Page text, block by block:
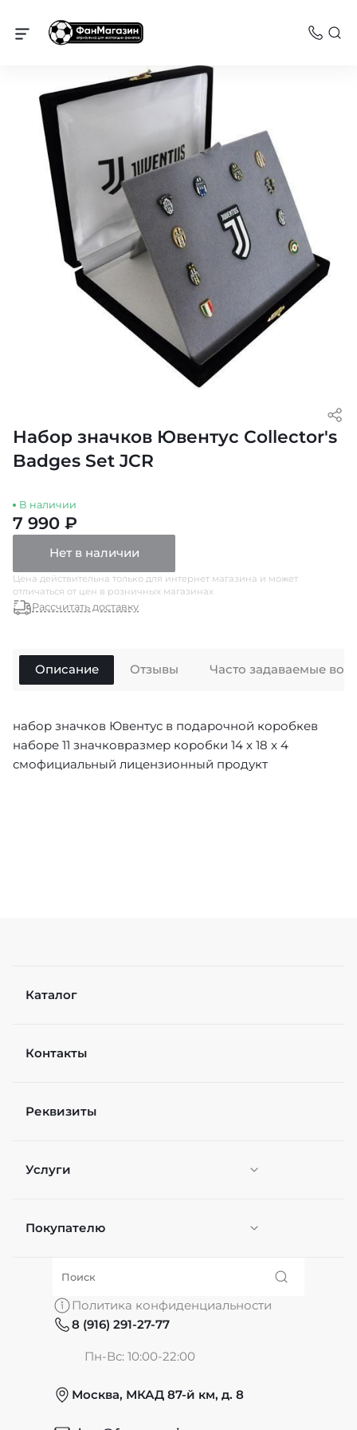
Ювентус
Набор значков Ювентус Collector's
Badges Set JCR
В наличии
7 990 ₽
Нет в наличии
Цена действительна только для интернет магазина и может
отличаться от цен в розничных магазинах
Рассчитать доставку
Описание
набор значков Ювентус в подарочной коробкев
наборе 11 значковразмер коробки 14 x 18 x 4
смофициальный лицензионный продукт
Отзывы Часто задаваемые
Каталог
Контакты
Реквизиты
Услуги
Персонификация
Покупателю
О нас
Обмен и возврат
Политика конфиденциальности
8 (916) 291-27-77
Пн-Вс: 10:00-22:00
Москва, МКАД 87-й км, д. 8